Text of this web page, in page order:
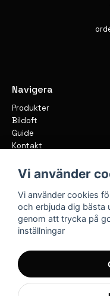
Navigera
Produkter
Bildoft
Guide
Kontakt
Vi använder
Vi använder cookies
och erbjuda dig bästa
genom att trycka på
inställningar